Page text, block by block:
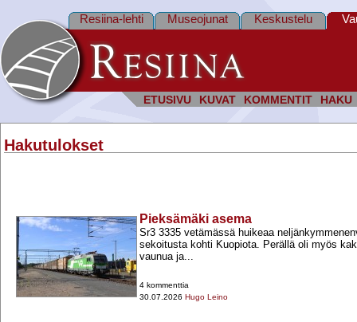
ETUSIVU KUVAT KOMMENTIT HAKU
Resiina-lehti Museojunat Keskustelu
Hakutulokset
Pieksämäki asema
Sr3 3335 vetämässä huikeaa
sekoitusta kohti Kuopiota. Perällä oli myös
vaunua ja...
4 kommenttia
30.07.2026 Hugo Leino